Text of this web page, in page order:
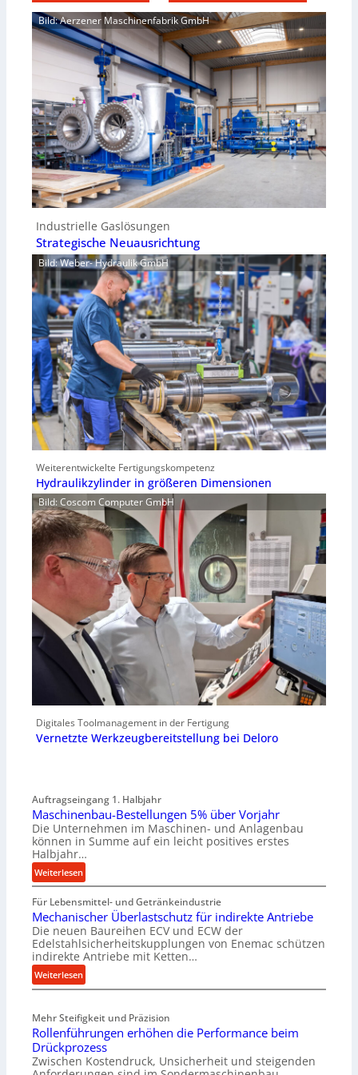
Bild: Aerzener Maschinenfabrik GmbH
Industrielle Gaslösungen
Strategische Neuausrichtung
Bild: Weber- Hydraulik GmbH
Weiterentwickelte Fertigungskompetenz
Hydraulikzylinder in größeren Dimensionen
Bild: Coscom Computer GmbH
Digitales Toolmanagement in der Fertigung
Vernetzte Werkzeugbereitstellung bei Deloro
Auftragseingang 1. Halbjahr
Maschinenbau-Bestellungen 5% über Vorjahr
Die Unternehmen im Maschinen- und Anlagenbau
können in Summe auf ein leicht positives erstes
Halbjahr…
Weiterlesen:
M
a
s
c
h
i
n
e
b
a
u
Für Lebensmittel- und Getränkeindustrie
Mechanischer Überlastschutz für indirekte Antriebe
Die neuen Baureihen ECV und ECW der
Edelstahlsicherheitskupplungen von Enemac schützen
indirekte Antriebe mit Ketten…
Weiterlesen:
M
c
h
a
n
Mehr Steifigkeit und Präzision
Rollenführungen erhöhen die Performance beim
Drückprozess
Zwischen Kostendruck, Unsicherheit und steigenden